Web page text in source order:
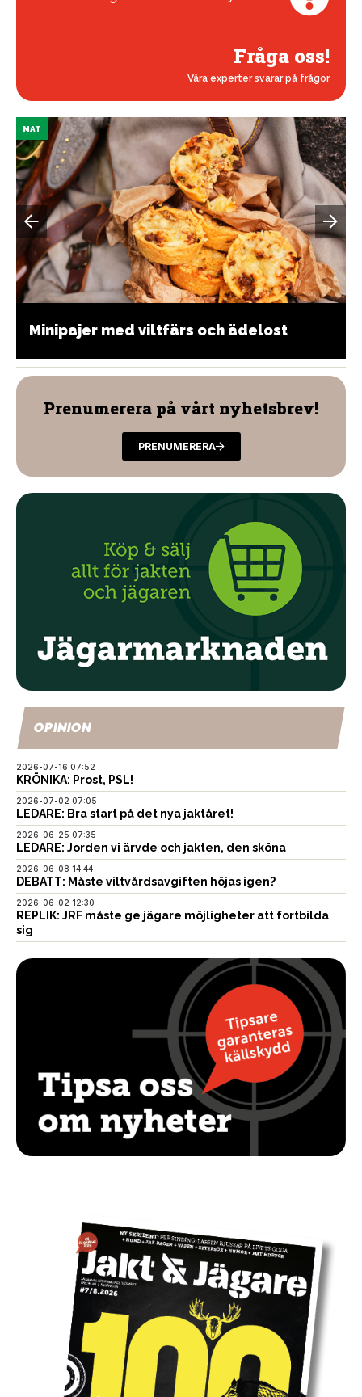
Fråga oss!
Våra experter svarar på frågor
MAT
Minipajer med viltfärs och ädelost
Prenumerera på vårt nyhetsbrev!
PRENUMERERA
OPINION
2026-07-16 07:52
KRÖNIKA: Prost, PSL!
2026-07-02 07:05
LEDARE: Bra start på det nya jaktåret!
2026-06-25 07:35
LEDARE: Jorden vi ärvde och jakten, den sköna
2026-06-08 14:44
DEBATT: Måste viltvårdsavgiften höjas igen?
2026-06-02 12:30
REPLIK: JRF måste ge jägare möjligheter att fortbilda
sig